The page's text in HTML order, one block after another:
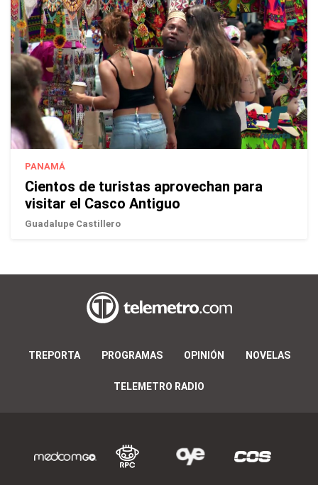
PANAMÁ
Cientos de turistas aprovechan para
visitar el Casco Antiguo
Guadalupe Castillero
TREPORTA PROGRAMAS OPINIÓN NOVELAS
TELEMETRO RADIO